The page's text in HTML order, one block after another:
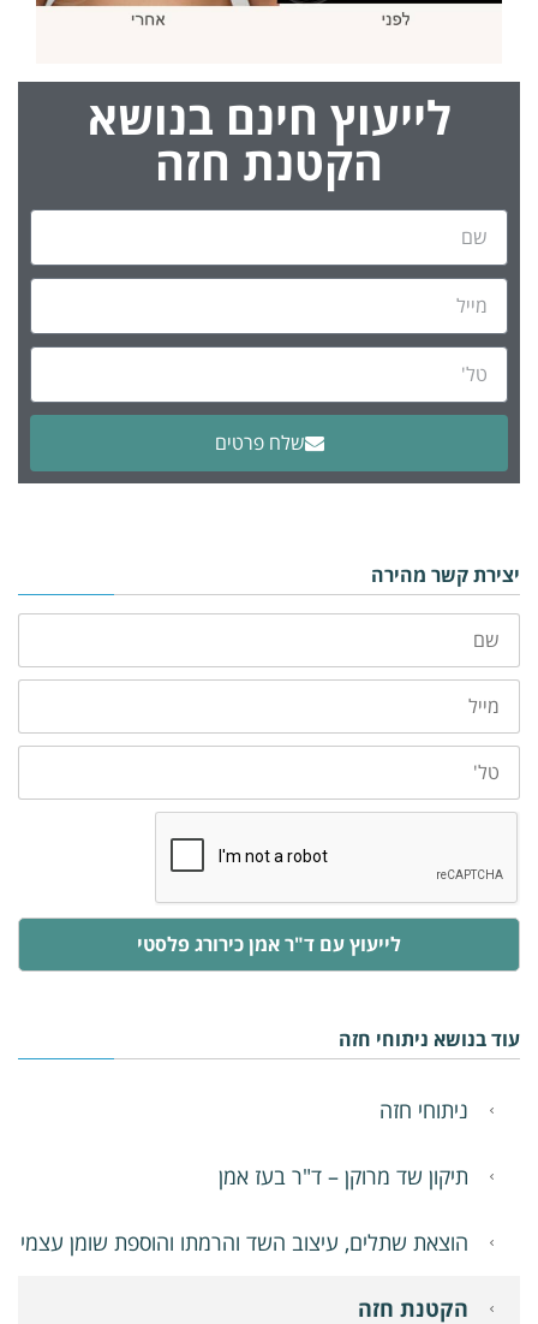
לייעוץ חינם בנושא
הקטנת חזה
שלח פרטים
Alternative:
יצירת קשר מהירה
שם
מייל
טלפון
לייעוץ עם ד"ר אמן כירורג פלסטי
עוד בנושא ניתוחי חזה
ניתוחי חזה
תיקון שד מרוקן – ד"ר בעז אמן
הוצאת שתלים, עיצוב השד והרמתו והוספת שומן עצמי
הקטנת חזה